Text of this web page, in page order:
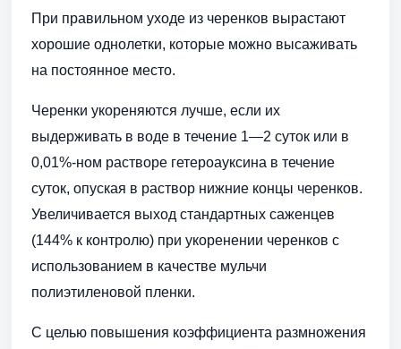
При правильном уходе из черенков вырастают
хорошие однолетки, которые можно высаживать
на постоянное место.
Черенки укореняются лучше, если их
выдерживать в воде в течение 1—2 суток или в
0,01%-ном растворе гетероауксина в течение
суток, опуская в раствор нижние концы черенков.
Увеличивается выход стандартных саженцев
(144% к контролю) при укоренении черенков с
использованием в качестве мульчи
полиэтиленовой пленки.
С целью повышения коэффициента размножения